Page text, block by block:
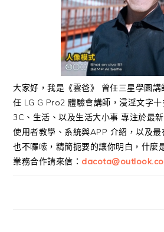
大家好，我是《雲爸》 曾任三星學園
任 LG G Pro2 體驗會講師，浸淫文字
3C、生活、以及生活大小事 專注於最
使用者教學、系統與APP 介紹，以及
也不囉嗦，精簡扼要的讓你明白，什麼
業務合作請來信：